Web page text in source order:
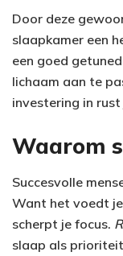
Door deze
slaapkamer een
een goed
lichaam aan te
investering in
Waarom
Succesvolle
Want het voedt
scherpt je focus.
slaap als